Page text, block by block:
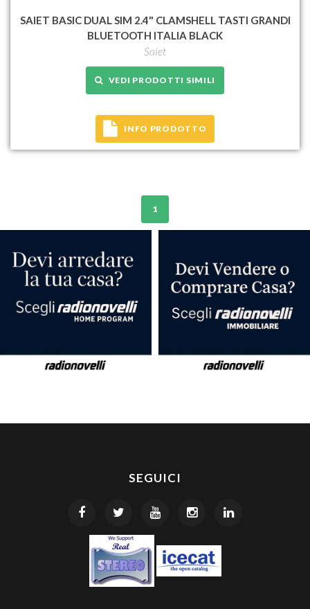
SAIET BASIC DUAL SIM 2.4" CLAMSHELL TASTI GRANDI
BLUETOOTH ITALIA BLACK
Saiet
VEDI PRODOTTI SIMILI
INFO PRODOTTO
1
SEGUICI